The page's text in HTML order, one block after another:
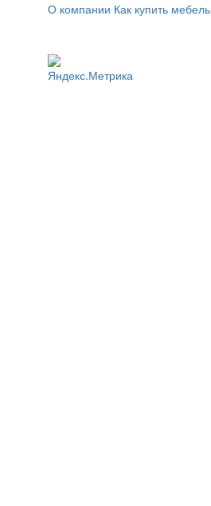
О компании Как купить мебель